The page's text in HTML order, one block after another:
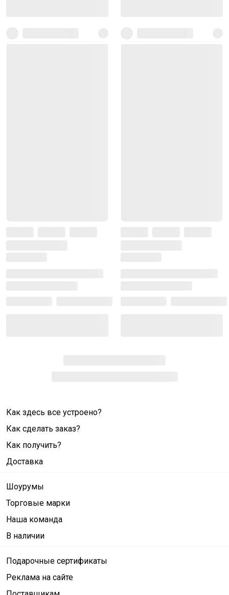
Как здесь все устроено?
Как сделать заказ?
Как получить?
Доставка
Шоурумы
Торговые марки
Наша команда
В наличии
Подарочные сертификаты
Реклама на сайте